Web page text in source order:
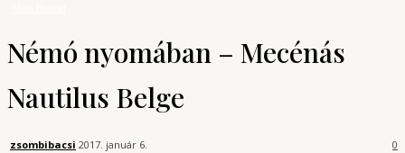
Némó nyomában – Mecénás
Nautilus Belge
zsombibacsi 2017. január 6. 0